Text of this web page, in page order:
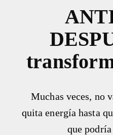
Muchas veces, no
quita energía hasta
que